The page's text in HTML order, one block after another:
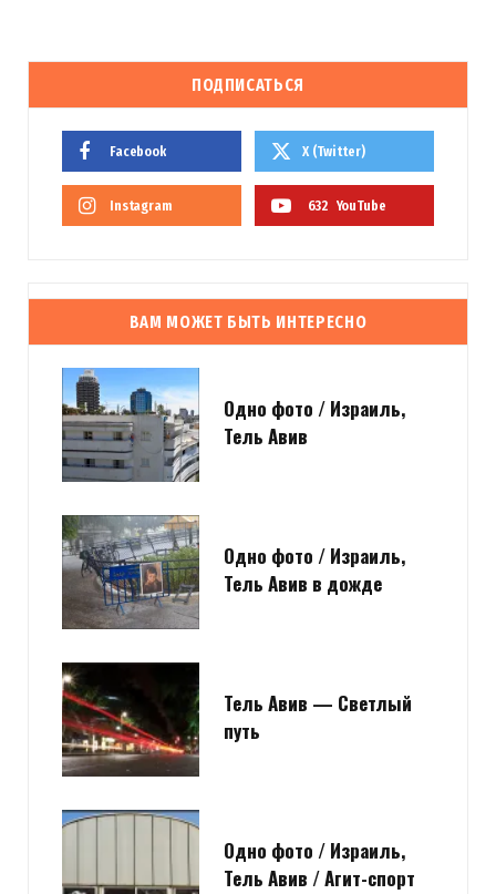
ПОДПИСАТЬСЯ
Facebook X (Twitter)
Instagram 632 YouTube
ВАМ МОЖЕТ БЫТЬ ИНТЕРЕСНО
Одно фото / Израиль,
Тель Авив
Одно фото / Израиль,
Тель Авив в дожде
Тель Авив — Светлый
путь
Одно фото / Израиль,
Тель Авив / Агит-спорт